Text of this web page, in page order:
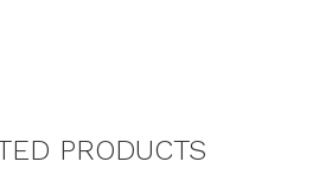
PRODUCTS